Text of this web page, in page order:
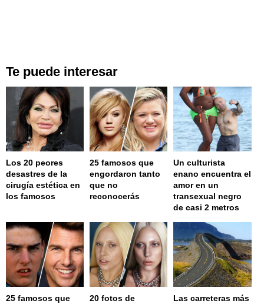
Te puede interesar
Los 20 peores
desastres de la
cirugía estética en
los famosos
25 famosos que
engordaron tanto
que no
reconocerás
Un culturista
enano encuentra el
amor en un
transexual negro
de casi 2 metros
25 famosos que
20 fotos de
Las carreteras más